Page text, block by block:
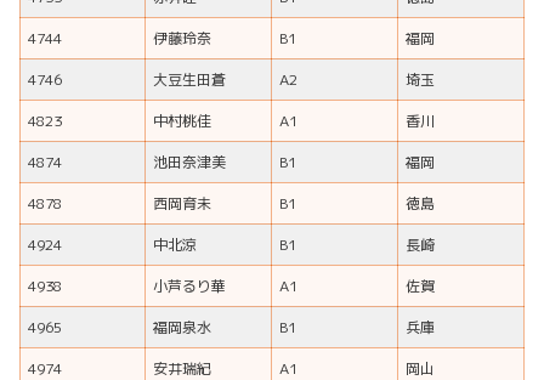
4744
伊藤玲奈 B1
福岡
4746
大豆生田蒼 A2
埼玉
4823
中村桃佳 A1
香川
4874
池田奈津美 B1
福岡
4878
西岡育未 B1
徳島
4924
中北涼 B1
長崎
4938
小芦るり華 A1
佐賀
4965
福岡泉水 B1
兵庫
4974
安井瑞紀 A1
岡山